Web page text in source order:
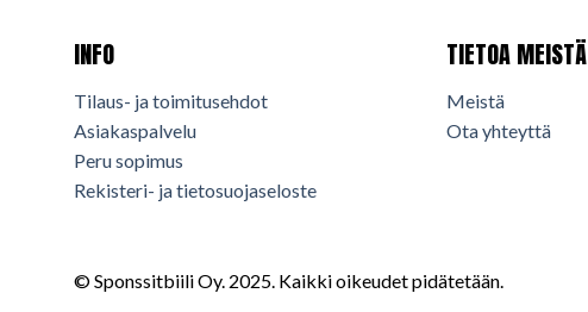
INFO
Tilaus- ja toimitusehdot
Asiakaspalvelu
Peru sopimus
Rekisteri- ja tietosuojaseloste
TIETOA MEISTÄ
Meistä
Ota yhteyttä
© Sponssitbiili Oy. 2025. Kaikki oikeudet pidätetään.